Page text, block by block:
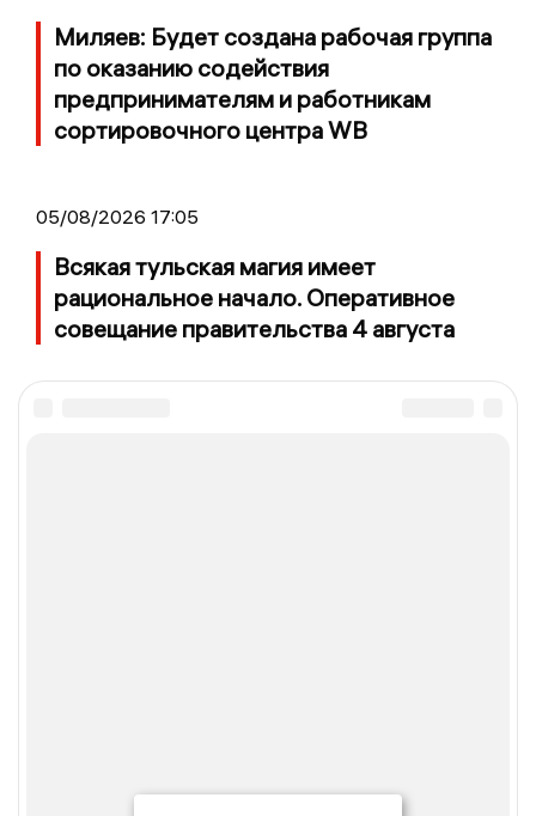
Миляев: Будет создана рабочая группа
по оказанию содействия
предпринимателям и работникам
сортировочного центра WB
05/08/2026 17:05
Всякая тульская магия имеет
рациональное начало. Оперативное
совещание правительства 4 августа